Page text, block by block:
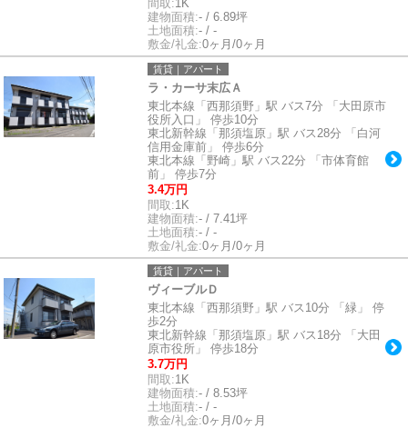
間取:1K
建物面積:- / 6.89坪
土地面積:- / -
敷金/礼金:0ヶ月/0ヶ月
賃貸｜アパート
ラ・カーサ末広Ａ
東北本線「西那須野」駅 バス7分 「大田原市
役所入口」 停歩10分
東北新幹線「那須塩原」駅 バス28分 「白河
信用金庫前」 停歩6分
東北本線「野崎」駅 バス22分 「市体育館
前」 停歩7分
3.4万円
間取:1K
建物面積:- / 7.41坪
土地面積:- / -
敷金/礼金:0ヶ月/0ヶ月
賃貸｜アパート
ヴィーブルＤ
東北本線「西那須野」駅 バス10分 「緑」 停
歩2分
東北新幹線「那須塩原」駅 バス18分 「大田
原市役所」 停歩18分
3.7万円
間取:1K
建物面積:- / 8.53坪
土地面積:- / -
敷金/礼金:0ヶ月/0ヶ月